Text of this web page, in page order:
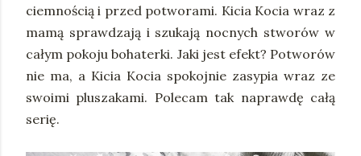
ciemnością i przed potworami. Kicia Kocia wraz z
mamą sprawdzają i szukają nocnych stworów w
całym pokoju bohaterki. Jaki jest efekt? Potworów
nie ma, a Kicia Kocia spokojnie zasypia wraz ze
swoimi pluszakami. Polecam tak naprawdę całą
serię.